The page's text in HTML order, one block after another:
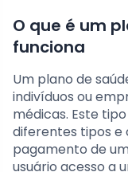
O que é um
funciona
Um plano de
indivíduos ou
médicas. Este
diferentes tipos e
pagamento de
usuário acesso a